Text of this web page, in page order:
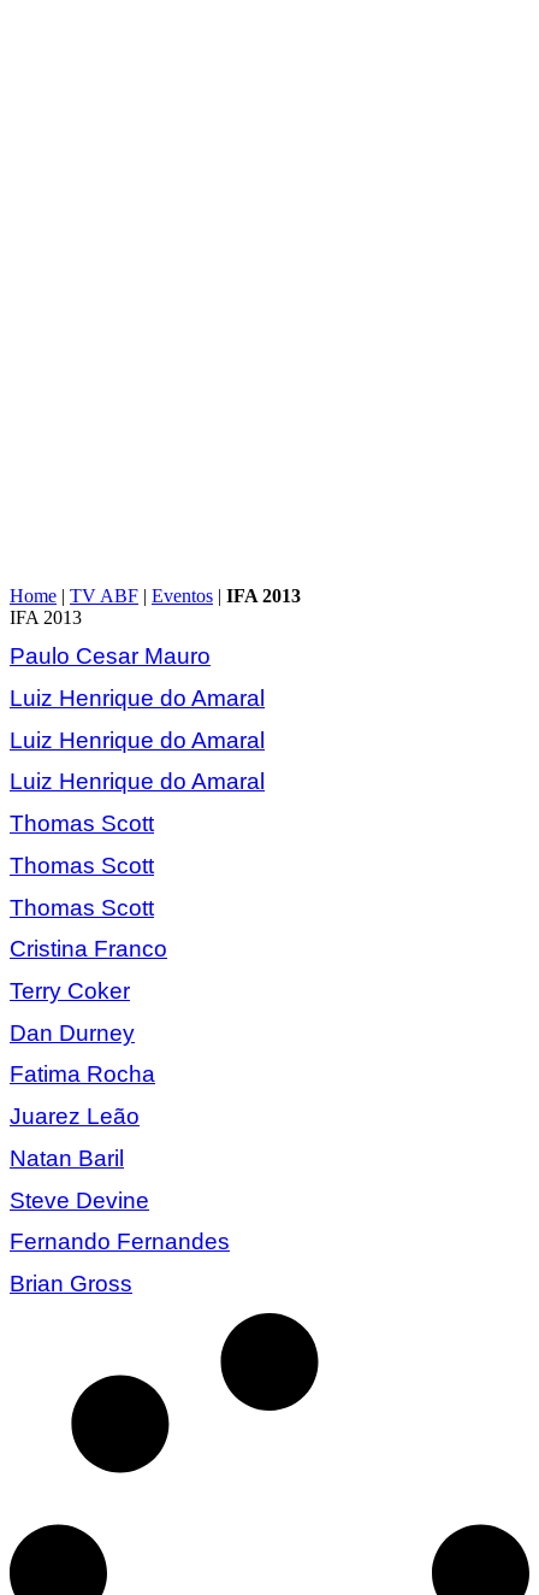
Home | TV ABF | Eventos | IFA 2013
IFA 2013
Paulo Cesar Mauro
Luiz Henrique do Amaral
Luiz Henrique do Amaral
Luiz Henrique do Amaral
Thomas Scott
Thomas Scott
Thomas Scott
Cristina Franco
Terry Coker
Dan Durney
Fatima Rocha
Juarez Leão
Natan Baril
Steve Devine
Fernando Fernandes
Brian Gross